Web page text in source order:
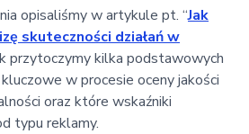
opisaliśmy w artykule pt. “Jak
skuteczności działań w
przytoczymy kilka podstawowych
w procesie oceny jakości
oraz które wskaźniki
typu reklamy.